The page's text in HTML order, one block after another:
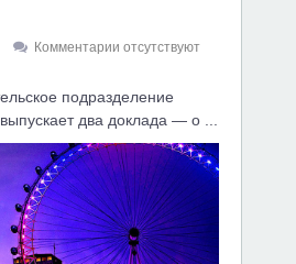
Комментарии отсутствуют
подразделение
два доклада — о ...